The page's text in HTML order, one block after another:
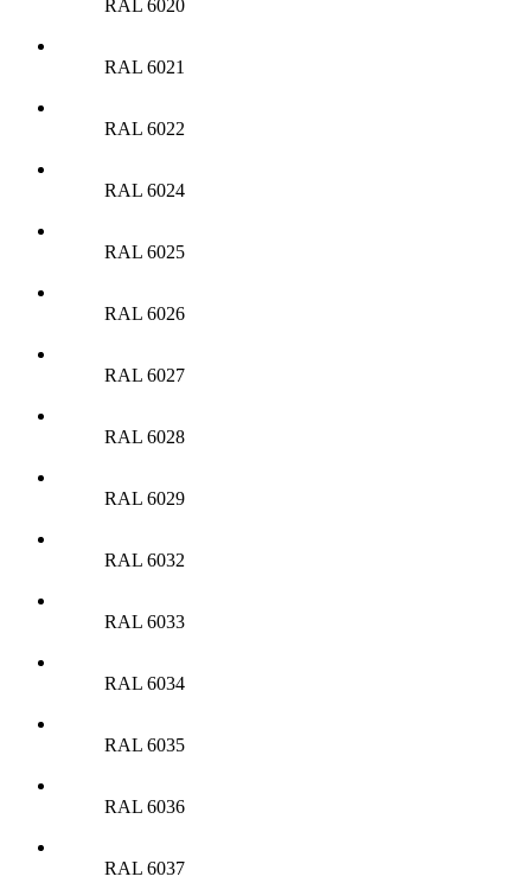
RAL 6020
RAL 6021
RAL 6022
RAL 6024
RAL 6025
RAL 6026
RAL 6027
RAL 6028
RAL 6029
RAL 6032
RAL 6033
RAL 6034
RAL 6035
RAL 6036
RAL 6037